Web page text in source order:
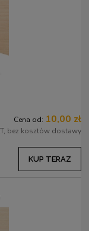
Cena od: 10,00 zł
bez kosztów dostawy
KUP TERAZ